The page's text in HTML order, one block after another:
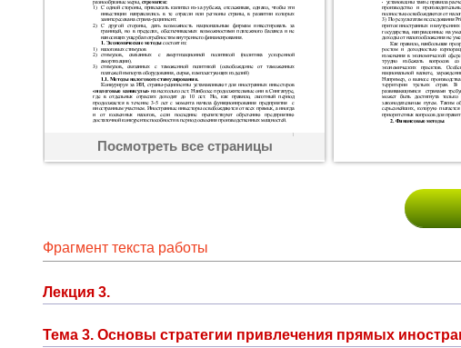
Посмотреть все страницы
Фрагмент текста работы
Лекция 3.
Тема 3. Основы стратегии привлечения прямых